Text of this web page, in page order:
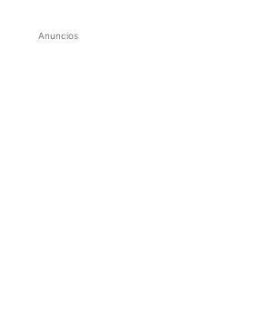
Anuncios